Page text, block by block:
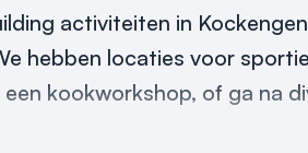
activiteiten in
hebben locaties voor
kookworkshop, of ga na